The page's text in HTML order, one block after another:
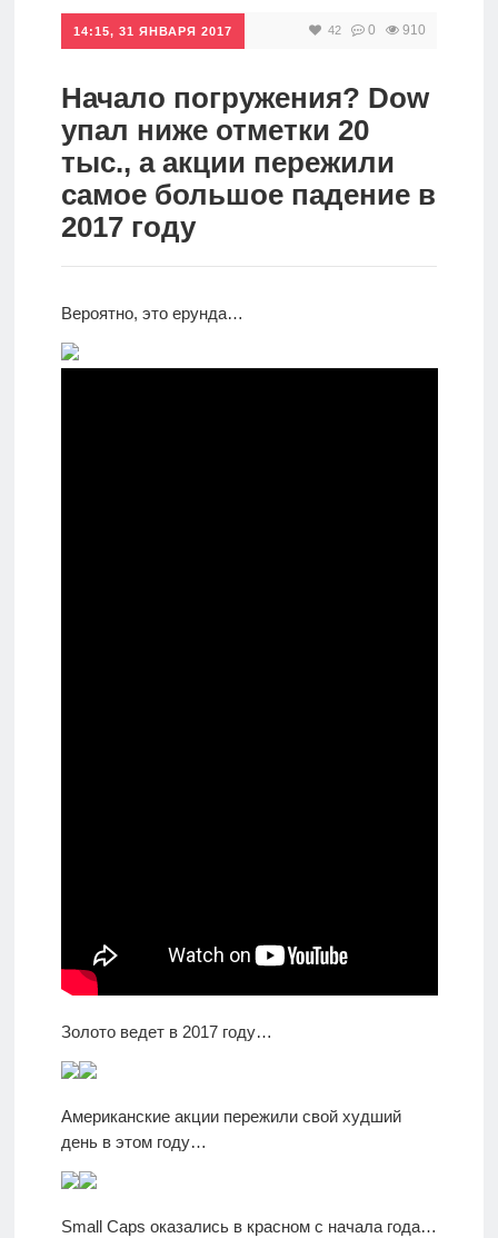
Инвестиции
Дивиденды
анализ
Сделано
14:15, 31 ЯНВАРЯ 2017 42 0 910
Начало погружения? Dow
упал ниже отметки 20
тыс., а акции пережили
самое большое падение в
2017 году
Вероятно, это ерунда…
Золото ведет в 2017 году…
Американские акции пережили свой худший
день в этом году…
Small Caps оказались в красном с начала года…